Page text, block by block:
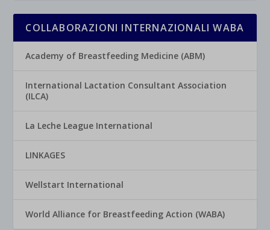
COLLABORAZIONI INTERNAZIONALI WABA
Academy of Breastfeeding Medicine (ABM)
International Lactation Consultant Association
(ILCA)
La Leche League International
LINKAGES
Wellstart International
World Alliance for Breastfeeding Action (WABA)